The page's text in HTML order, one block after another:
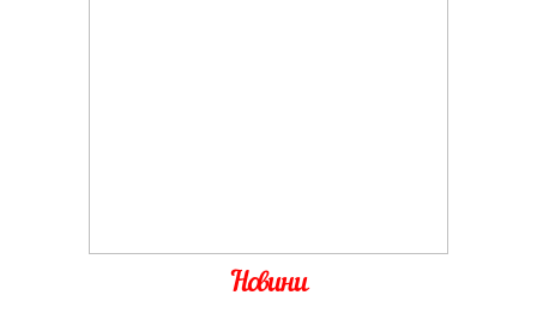
Новини